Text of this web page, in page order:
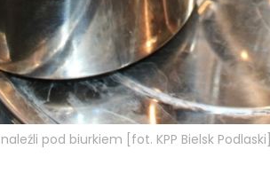
pod biurkiem [fot. KPP Bielsk Podlaski]